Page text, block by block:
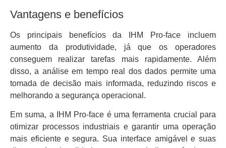
Vantagens e benefícios
Os principais benefícios da IHM Pro-face incluem
aumento da produtividade, já que os operadores
conseguem realizar tarefas mais rapidamente. Além
disso, a análise em tempo real dos dados permite uma
tomada de decisão mais informada, reduzindo riscos e
melhorando a segurança operacional.
Em suma, a IHM Pro-face é uma ferramenta crucial para
otimizar processos industriais e garantir uma operação
mais eficiente e segura. Sua interface amigável e suas